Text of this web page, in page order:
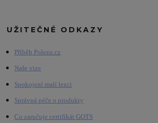
UŽITEČNÉ ODKAZY
Příběh Polezu.cz
Naše vize
Spokojení malí lezci
Správná péče o produkty
Co zaručuje certifikát GOTS